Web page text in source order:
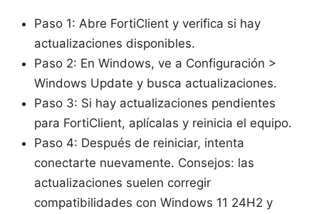
Paso 1: Abre FortiClient y verifica si hay
actualizaciones disponibles.
Paso 2: En Windows, ve a Configuración >
Windows Update y busca actualizaciones.
Paso 3: Si hay actualizaciones pendientes
para FortiClient, aplícalas y reinicia el equipo.
Paso 4: Después de reiniciar, intenta
conectarte nuevamente. Consejos: las
actualizaciones suelen corregir
compatibilidades con Windows 11 24H2 y